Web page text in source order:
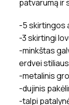
patvarumą ir
-5 skirtingos
-3 skirtingi
-minkštas
erdvei
-metalinis
-dujinis
-talpi